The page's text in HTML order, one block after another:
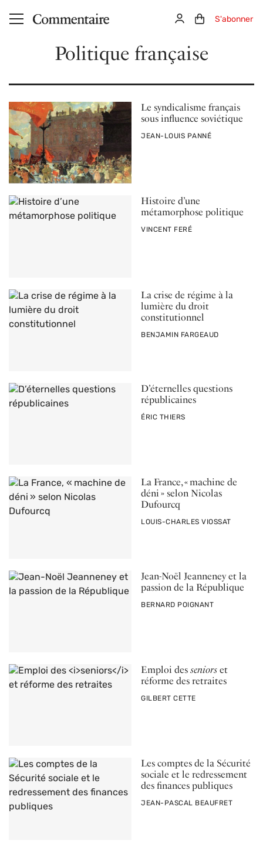
Aller au contenu principal ConnexionPanier (0)
S'abonner
Politique française
Le syndicalisme français
sous influence soviétique
PAR
JEAN-LOUIS PANNÉ
Histoire d’une
métamorphose politique
PAR
VINCENT FERÉ
La crise de régime à la
lumière du droit
constitutionnel
PAR
BENJAMIN FARGEAUD
D’éternelles questions
républicaines
PAR
ÉRIC THIERS
La France, « machine de
déni » selon Nicolas
Dufourcq
PAR
LOUIS-CHARLES VIOSSAT
Jean-Noël Jeanneney et la
passion de la République
PAR
BERNARD POIGNANT
Emploi des seniors et
réforme des retraites
PAR
GILBERT CETTE
Les comptes de la Sécurité
sociale et le redressement
des finances publiques
PAR
JEAN-PASCAL BEAUFRET